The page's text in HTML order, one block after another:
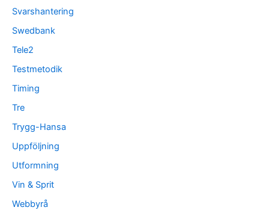
Svarshantering
Swedbank
Tele2
Testmetodik
Timing
Tre
Trygg-Hansa
Uppföljning
Utformning
Vin & Sprit
Webbyrå